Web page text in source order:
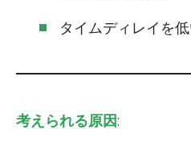
タイムディレイを
考えられる原因: